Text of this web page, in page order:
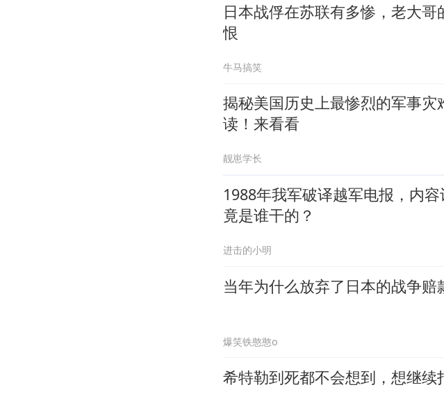
日本战俘在苏联有多惨，老大
恨
牛马搞笑
揭秘美国历史上最惨烈的军事
读！来看看
靓崽学长
1988年我军破译越军电报，内
竟是谁干的？
进击的小明
当年为什么放弃了日本的战争赔
爆笑铁憨憨o
希特勒到死都不会想到，想继续